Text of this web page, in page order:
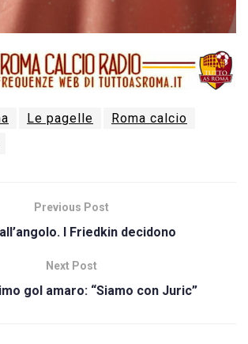
Le pagelle
Roma calcio
Previous Post
I Friedkin decidono
Next Post
gol amaro: “Siamo con Juric”